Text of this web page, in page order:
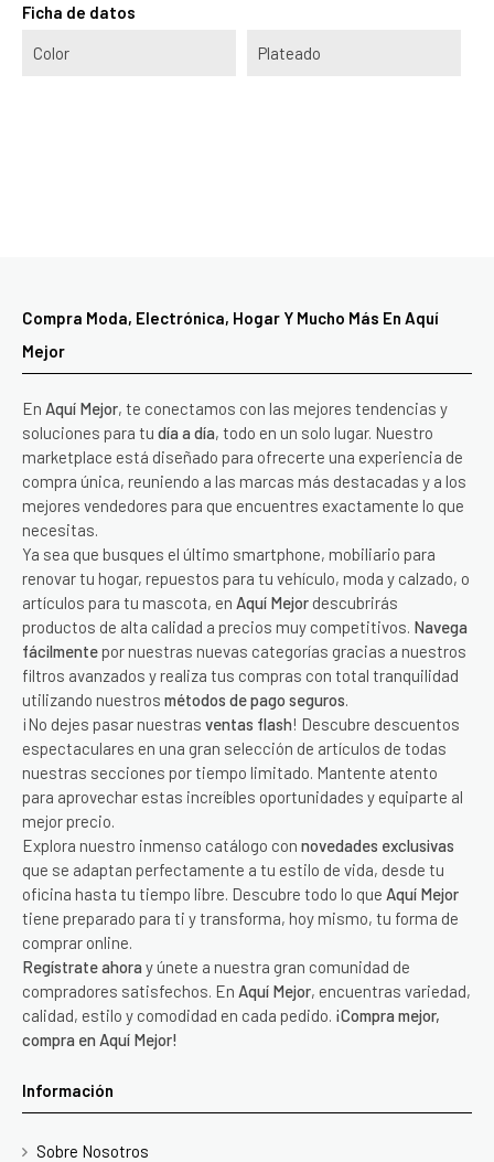
Ficha de datos
Color Plateado
Compra Moda, Electrónica, Hogar Y Mucho Más En Aquí
Mejor
En Aquí Mejor, te conectamos con las mejores tendencias y
soluciones para tu día a día, todo en un solo lugar. Nuestro
marketplace está diseñado para ofrecerte una experiencia de
compra única, reuniendo a las marcas más destacadas y a los
mejores vendedores para que encuentres exactamente lo que
necesitas.
Ya sea que busques el último smartphone, mobiliario para
renovar tu hogar, repuestos para tu vehículo, moda y calzado, o
artículos para tu mascota, en Aquí Mejor descubrirás
productos de alta calidad a precios muy competitivos. Navega
fácilmente por nuestras nuevas categorías gracias a nuestros
filtros avanzados y realiza tus compras con total tranquilidad
utilizando nuestros métodos de pago seguros.
¡No dejes pasar nuestras ventas flash! Descubre descuentos
espectaculares en una gran selección de artículos de todas
nuestras secciones por tiempo limitado. Mantente atento
para aprovechar estas increíbles oportunidades y equiparte al
mejor precio.
Explora nuestro inmenso catálogo con novedades exclusivas
que se adaptan perfectamente a tu estilo de vida, desde tu
oficina hasta tu tiempo libre. Descubre todo lo que Aquí Mejor
tiene preparado para ti y transforma, hoy mismo, tu forma de
comprar online.
Regístrate ahora y únete a nuestra gran comunidad de
compradores satisfechos. En Aquí Mejor, encuentras variedad,
calidad, estilo y comodidad en cada pedido. ¡Compra mejor,
compra en Aquí Mejor!
Información
Sobre Nosotros